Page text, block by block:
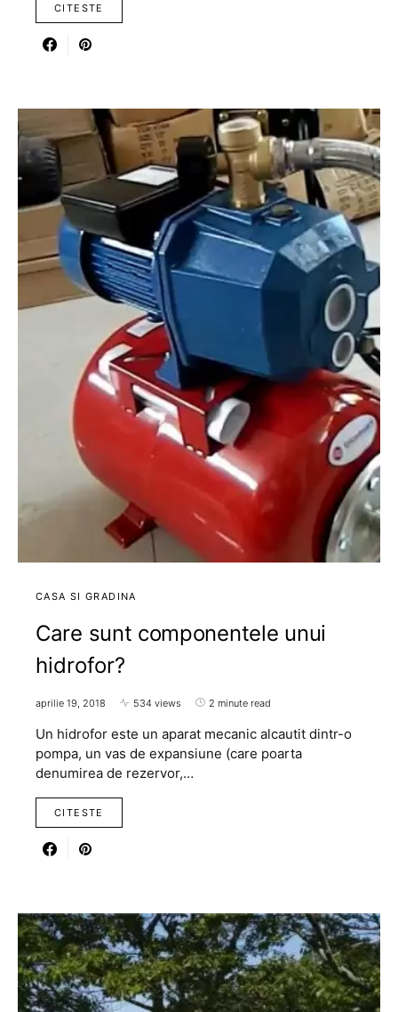
CITESTE
CASA SI GRADINA
Care sunt componentele unui
hidrofor?
aprilie 19, 2018 534 views 2 minute read
Un hidrofor este un aparat mecanic alcautit dintr-o
pompa, un vas de expansiune (care poarta
denumirea de rezervor,…
CITESTE